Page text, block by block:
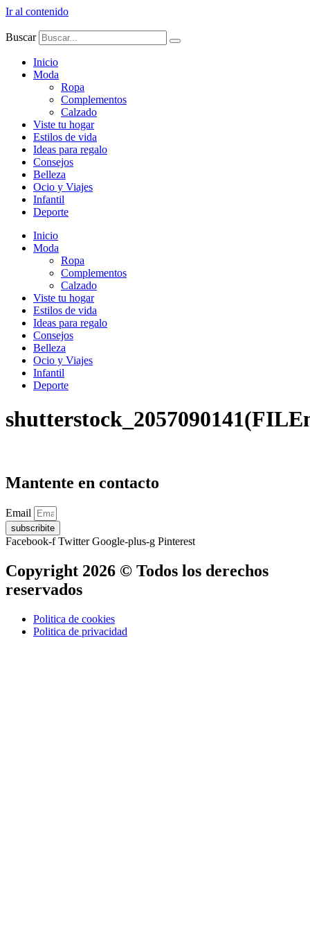
Ir al contenido
Buscar
Inicio
Moda
Ropa
Complementos
Calzado
Viste tu hogar
Estilos de vida
Ideas para regalo
Consejos
Belleza
Ocio y Viajes
Infantil
Deporte
Inicio
Moda
Ropa
Complementos
Calzado
Viste tu hogar
Estilos de vida
Ideas para regalo
Consejos
Belleza
Ocio y Viajes
Infantil
Deporte
Mantente en contacto
Email
subscribite
Facebook-f Twitter Google-plus-g Pinterest
Copyright 2026 © Todos los derechos
reservados
Politica de cookies
Politica de privacidad